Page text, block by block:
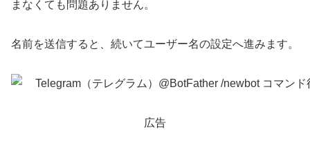
まなくても問題ありません。
名前を送信すると、続いてユーザー名の設定へ進みます。
広告